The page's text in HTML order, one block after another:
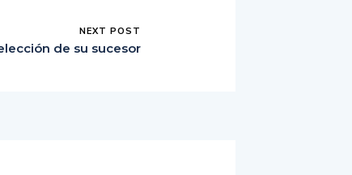
NEXT POST
de su sucesor